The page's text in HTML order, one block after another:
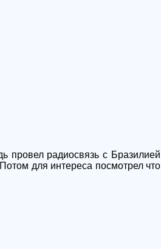
провел радиосвязь с Бразилией
для интереса посмотрел что